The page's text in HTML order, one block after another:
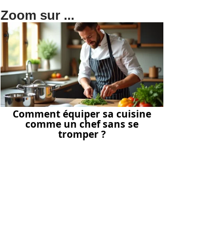
Zoom sur ...
Comment équiper sa cuisine
comme un chef sans se
tromper ?